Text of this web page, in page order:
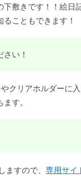
敷きです！！絵日
こともできます！
い！
クリアホルダーに
す。
すので、 専用サイ